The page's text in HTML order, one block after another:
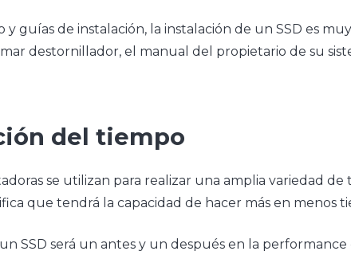
y guías de instalación, la instalación de un SSD es
destornillador, el manual del propietario de su
del tiempo
se utilizan para realizar una amplia variedad
que tendrá la capacidad de hacer más en menos
SSD será un antes y un después en la